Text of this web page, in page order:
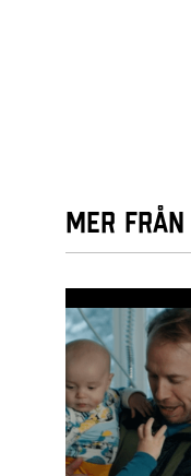
Mer från